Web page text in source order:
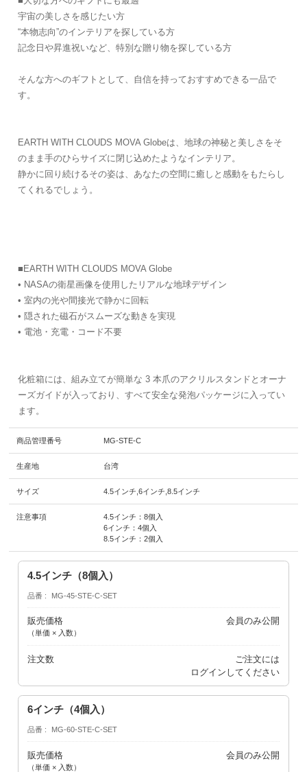
宇宙の美しさを感じたい方
“本物志向”のインテリアを探している方
記念日や昇進祝いなど、特別な贈り物を探している方
そんな方へのギフトとして、自信を持っておすすめできる一品で
す。
EARTH WITH CLOUDS MOVA Globeは、地球の神秘と美しさをそ
のまま手のひらサイズに閉じ込めたようなインテリア。
静かに回り続けるその姿は、あなたの空間に癒しと感動をもたらし
てくれるでしょう。
■EARTH WITH CLOUDS MOVA Globe
• NASAの衛星画像を使用したリアルな地球デザイン
• 室内の光や間接光で静かに回転
• 隠された磁石がスムーズな動きを実現
• 電池・充電・コード不要
化粧箱には、組み立てが簡単な 3 本爪のアクリルスタンドとオーナ
ーズガイドが入っており、すべて安全な発泡パッケージに入ってい
ます。
商品管理番号 MG-STE-C
生産地 台湾
サイズ 4.5インチ,6インチ,8.5インチ
注意事項
4.5インチ：8個入
6インチ：4個入
8.5インチ：2個入
4.5インチ（8個入）
品番 MG-45-STE-C-SET
販売価格
（単価 × 入数）
会員のみ公開
注文数
ご注文には
ログイン してください
6インチ（4個入）
品番 MG-60-STE-C-SET
販売価格
（単価 × 入数）
会員のみ公開